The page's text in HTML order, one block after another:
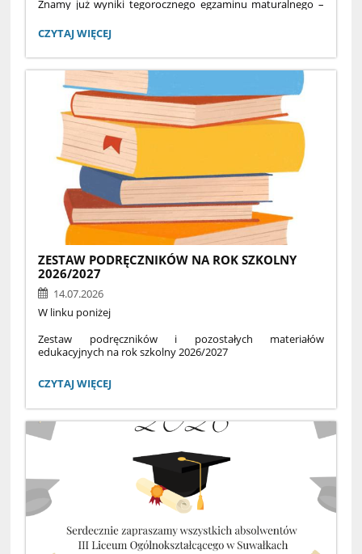
Znamy już wyniki tegorocznego egzaminu maturalnego –
Ogólnokształcącego z Oddziałami Dwujęzycznymi im.
Alfreda Lityńskiego uzyskali, według danych Okręgowej
Komisji Egzaminacyjnej w Łomży, najwyższe średnie wyniki
spośród wszystkich suwalskich szkół z dwóch kluczowych
przedmiotów:
MATURA
CZYTAJ WIĘCEJ
ZESTAW PODRĘCZNIKÓW NA ROK SZKOLNY
2026/2027
14.07.2026
W linku poniżej
Zestaw podręczników i pozostałych materiałów
edukacyjnych na rok szkolny 2026/2027
III Liceum Ogólnokształcące z Oddziałami Dwujęzycznymi
im. Alfreda Lityńskiego w Suwałkach
Zestaw podręczników i pozostałych materiałów
edukacyjnych na rok szkolny
ZESTAW
NA
ROK
SZKOLNY
CZYTAJ WIĘCEJ